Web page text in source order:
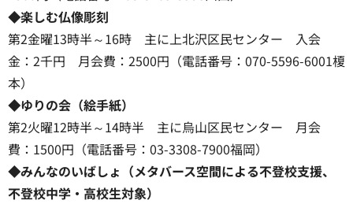
◆楽しむ仏像彫刻
第2金曜13時半～16時 主に上北沢区民センター 入会
金：2千円 月会費：2500円（電話番号：070-5596-6001榎
本）
◆ゆりの会（絵手紙）
第2火曜12時半～14時半 主に烏山区民センター 月会
費：1500円（電話番号：03-3308-7900福岡）
◆みんなのいばしょ（メタバース空間による不登校支援、
不登校中学・高校生対象）